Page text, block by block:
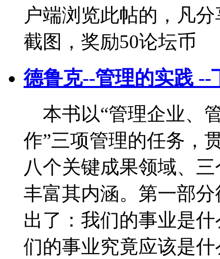
户端浏览此帖的，凡
截图，奖励50论坛币
德鲁克--管理的实践 --
本书以“管理企业、
作”三项管理的任务，
八个关键成果领域、
丰富其内涵。第一部
出了：我们的事业是
们的事业究竟应该是